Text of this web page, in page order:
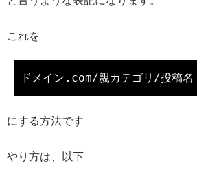
これを
にする方法です
やり方は、以下